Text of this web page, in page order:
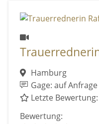
Hamburg
Gage: auf Anfrage
Letzte Bewertung:
Bewertung: